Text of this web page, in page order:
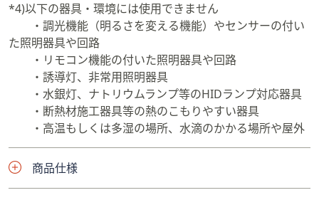
*4)以下の器具・環境には使用できません
・調光機能（明るさを変える機能）やセンサーの付い
た照明器具や回路
・リモコン機能の付いた照明器具や回路
・誘導灯、非常用照明器具
・水銀灯、ナトリウムランプ等のHIDランプ対応器具
・断熱材施工器具等の熱のこもりやすい器具
・高温もしくは多湿の場所、水滴のかかる場所や屋外
商品仕様